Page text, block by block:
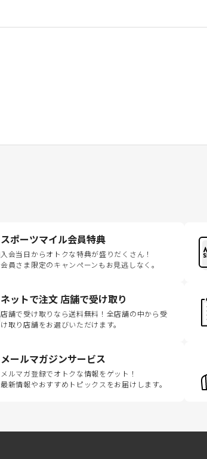
スポーツマイル会員特典
入会当日からオトクな特典が盛りだくさん！
会員さま限定のキャンペーンもお見逃しなく。
ネットで注文 店舗で受け取り
店舗で受け取りなら送料無料！全店舗の中から受
け取り店舗をお選びいただけます。
メールマガジンサービス
メルマガ登録でオトクな情報をゲット！
最新情報やおすすめトピックスをお届けします。